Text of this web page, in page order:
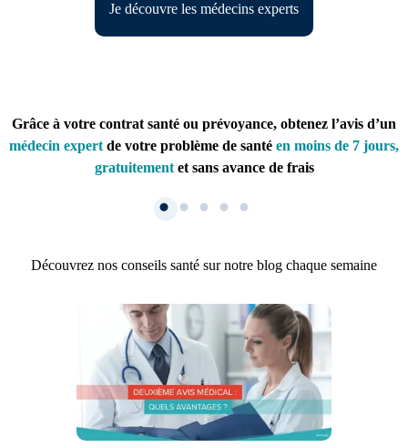
Je découvre les médecins experts
Grâce à votre contrat santé ou prévoyance, obtenez l’avis d’un
médecin expert de votre problème de santé en moins de 7 jours,
gratuitementet sans avance de frais
1. Inscription
Créez un compte et récupérez votre dossier médical en parallèle
Découvrez nos conseils santé sur notre blog chaque semaine